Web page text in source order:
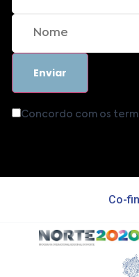
Concordo com os
Co-